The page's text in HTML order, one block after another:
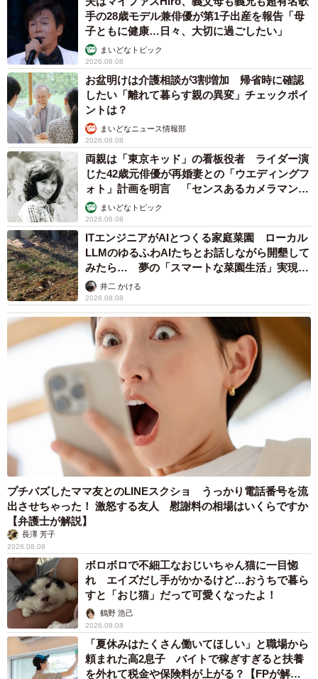
手の28歳モデル兼俳優が第1子出産を報告「母
子ともに健康…日々、大切に過ごしたい」
まいどなトピック
2026.08.08
お盆明けは介護相談が3割増加 帰省時に確認
したい「離れて暮らす親の異変」チェックポイ
ントは？
まいどなニュース情報部
2026.08.08
両親は「東京キッド」の看板役者 ライダー演
じた42歳元俳優が再婚妻との「ウエディングフ
ォト」計画を明言 「センスあるカメラマン求
む」まいどなトピック
2026.08.08
ITエンジニアがAIとつくる家庭菜園 ローカル
LLMのゆるふわAIたちとお話しながら開墾して
みたら… 夢の「スマートな菜園生活」実現な
るか井二 かける
2026.08.08
プチバズしたママ友とのLINEスクショ うっかり電話番号を流
出させちゃった！ 激怒する友人 慰謝料の相場はいくらですか
【弁護士が解説】
長澤 芳子
2026.08.08
ボロボロで不細工なおじいちゃん猫に一目惚
れ エイズだし手がかかるけど…おうちで暮ら
すと「おじ猫」だって可愛くなったよ！
鶴野 浩己
2026.08.08
「夏休みはたくさん働いてほしい」と職場から
頼まれた高2息子 バイトで稼ぎすぎると扶養
を外れて税金や保険料が上がる？【FPが解